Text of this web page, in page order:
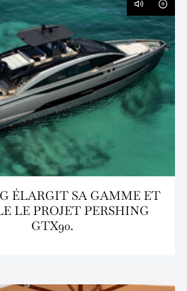
ÉLARGIT SA GAMME ET
LE PROJET PERSHING
GTX90.